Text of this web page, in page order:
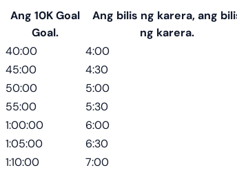
Ang 10K Goal
Goal.
Ang bilis ng karera, ang
ng karera.
40:00
4:00
45:00
4:30
50:00
5:00
55:00
5:30
1:00:00
6:00
1:05:00
6:30
1:10:00
7:00